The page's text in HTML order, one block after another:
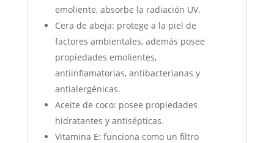
emoliente, absorbe la radiación UV.
Cera de abeja: protege a la piel de
factores ambientales, además posee
propiedades emolientes,
antiinflamatorias, antibacterianas y
antialergénicas.
Aceite de coco: posee propiedades
hidratantes y antisépticas.
Vitamina E: funciona como un filtro